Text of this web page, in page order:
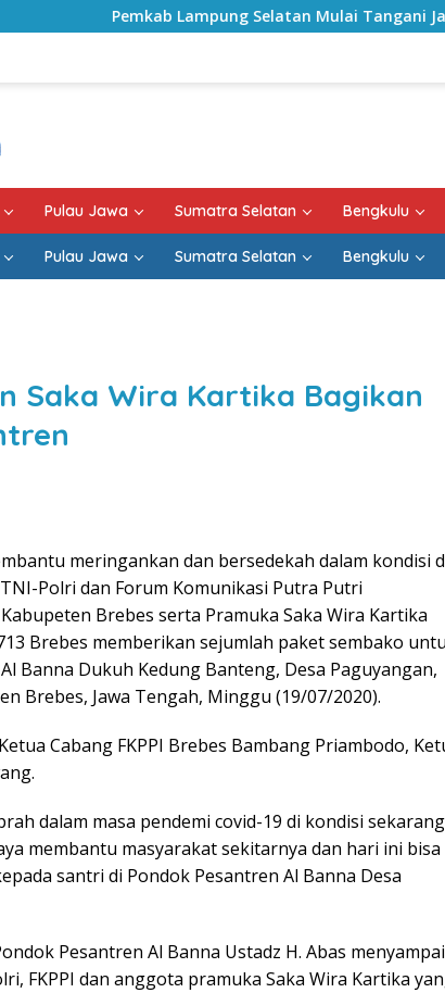
Lampung Selatan Mulai Tangani Jalan RA Basyid,
Pulau Jawa Sumatra Selatan Bengkulu
Pulau Jawa Sumatra Selatan Bengkulu
Saka Wira Kartika Bagikan
meringankan dan bersedekah dalam kondisi
Polri dan Forum Komunikasi Putra Putri
Brebes serta Pramuka Saka Wira Kartika
Brebes memberikan sejumlah paket sembako
Banna Dukuh Kedung Banteng, Desa Paguyangan,
Brebes, Jawa Tengah, Minggu (19/07/2020).
Cabang FKPPI Brebes Bambang Priambodo,
dalam masa pendemi covid-19 di kondisi
membantu masyarakat sekitarnya dan hari ini bisa
santri di Pondok Pesantren Al Banna Desa
Pesantren Al Banna Ustadz H. Abas
FKPPI dan anggota pramuka Saka Wira Kartika